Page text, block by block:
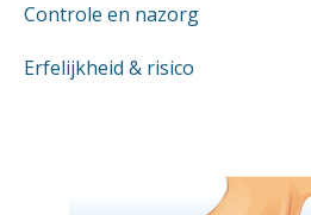
Controle en nazorg
Erfelijkheid & risico